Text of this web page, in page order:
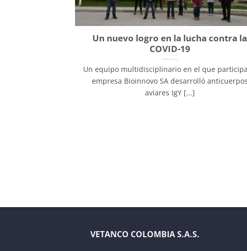
Un nuevo logro en la lucha contra la
COVID-19
Un equipo multidisciplinario en el que
empresa Bioinnovo SA desarrolló anticuerpos
aviares IgY [...]
VETANCO COLOMBIA S.A.S.